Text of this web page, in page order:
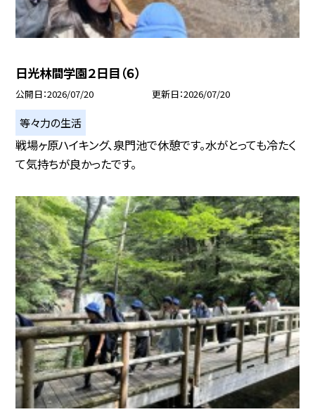
日光林間学園２日目（６）
公開日 2026/07/20 更新日 2026/07/20
等々力の生活
戦場ヶ原ハイキング、泉門池で休憩です。水がとっても冷たく
て気持ちが良かったです。